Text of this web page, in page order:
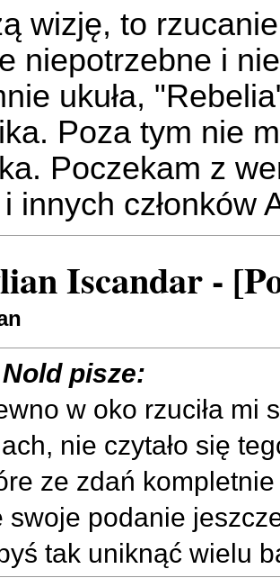
wizję, to
niepotrzebne i
ukuła,
Poza tym nie
Poczekam z
innych członków
Iscandar -
pisze:
w oko rzuciła mi
nie czytało się
ze zdań kompletnie
swoje podanie
tak uniknąć wielu